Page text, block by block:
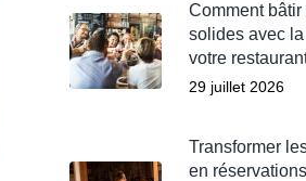
Comment
solides avec
votre
29 juillet 2026
Transformer
en